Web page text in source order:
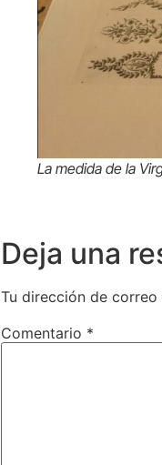
La medida de la
Deja una
Tu dirección de
Comentario *